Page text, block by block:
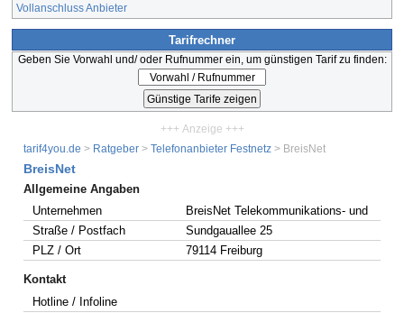
Vollanschluss Anbieter
Tarifrechner
Geben Sie Vorwahl und/ oder Rufnummer ein, um günstigen Tarif zu finden:
+++ Anzeige +++
tarif4you.de > Ratgeber > Telefonanbieter Festnetz > BreisNet
BreisNet
Allgemeine Angaben
Unternehmen
BreisNet Telekommunikations- und
Straße / Postfach
Sundgauallee 25
PLZ / Ort
79114 Freiburg
Kontakt
Hotline / Infoline